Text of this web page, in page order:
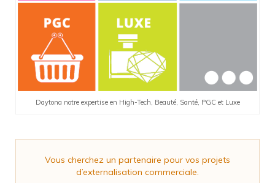
Daytona notre expertise en High-Tech, Beauté, Santé, PGC et Luxe
Vous cherchez un partenaire pour vos projets
d’externalisation commerciale.